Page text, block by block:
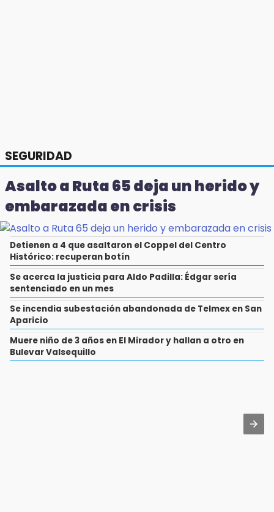
SEGURIDAD
Asalto a Ruta 65 deja un herido y
embarazada en crisis
Detienen a 4 que asaltaron el Coppel del Centro
Histórico: recuperan botín
Se acerca la justicia para Aldo Padilla: Édgar sería
sentenciado en un mes
Se incendia subestación abandonada de Telmex en San
Aparicio
Muere niño de 3 años en El Mirador y hallan a otro en
Bulevar Valsequillo